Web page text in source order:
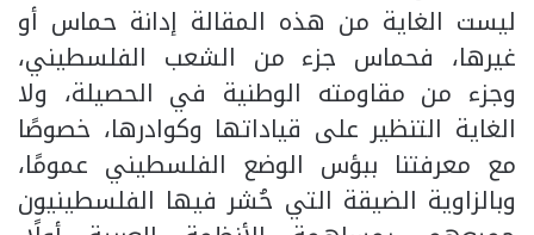
ليست الغاية من هذه المقالة إدانة حماس أو
غيرها، فحماس جزء من الشعب الفلسطيني،
وجزء من مقاومته الوطنية في الحصيلة، ولا
الغاية التنظير على قياداتها وكوادرها، خصوصًا
مع معرفتنا ببؤس الوضع الفلسطيني عمومًا،
وبالزاوية الضيقة التي حُشر فيها الفلسطينيون